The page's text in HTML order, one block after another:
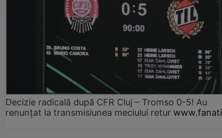
Decizie radicală după CFR Cluj – Tromso 0-5! Au
renunțat la transmisiunea meciului retur